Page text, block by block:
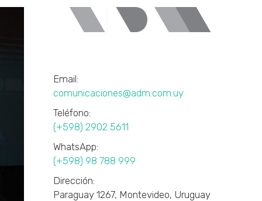
Email:
comunicaciones@adm.com.uy
Teléfono:
(+598) 2902 5611
WhatsApp:
(+598) 98 788 999
Dirección:
Paraguay 1267, Montevideo, Uruguay